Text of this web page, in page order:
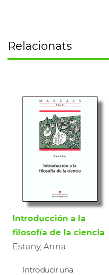
Relacionats
Introducción a la
filosofía de la ciencia
Estany, Anna
Introducir una